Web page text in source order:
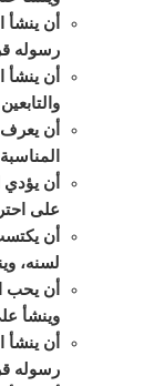
أن ينشأ
رسوله
أن
أن يعرف
أن يؤدي
على
أن
لسنه،
أن يحب
وينشأ
أن ينشأ
رسوله